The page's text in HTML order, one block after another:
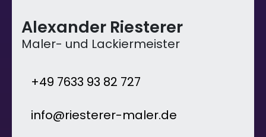
Alexander Riesterer
Maler- und Lackiermeister
+49 7633 93 82 727
info@riesterer-maler.de